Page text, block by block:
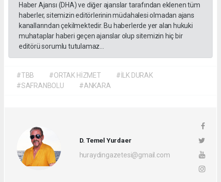
Haber Ajansı (DHA) ve diğer ajanslar tarafından eklenen tüm
haberler, sitemizin editörlerinin müdahalesi olmadan ajans
kanallarından çekilmektedir. Bu haberlerde yer alan hukuki
muhataplar haberi geçen ajanslar olup sitemizin hiç bir
editörü sorumlu tutulamaz...
#TBB #ORTAK HİZMET
#İLK DURAK
#SAFRANBOLU
#ANKARA
D. Temel Yurdaer
huraydingazetesi@gmail.com